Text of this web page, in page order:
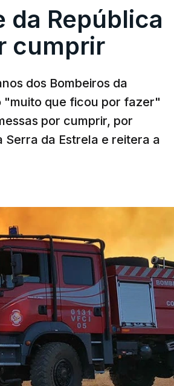
da República
cumprir
dos Bombeiros da
"muito que ficou por fazer"
por cumprir, por
da Estrela e reitera a